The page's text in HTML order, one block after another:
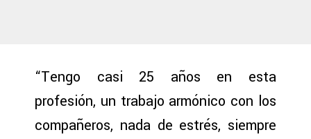
“Tengo casi 25 años en esta
profesión, un trabajo armónico con los
compañeros, nada de estrés, siempre